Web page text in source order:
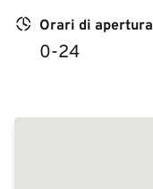
Orari di apertura
0-24